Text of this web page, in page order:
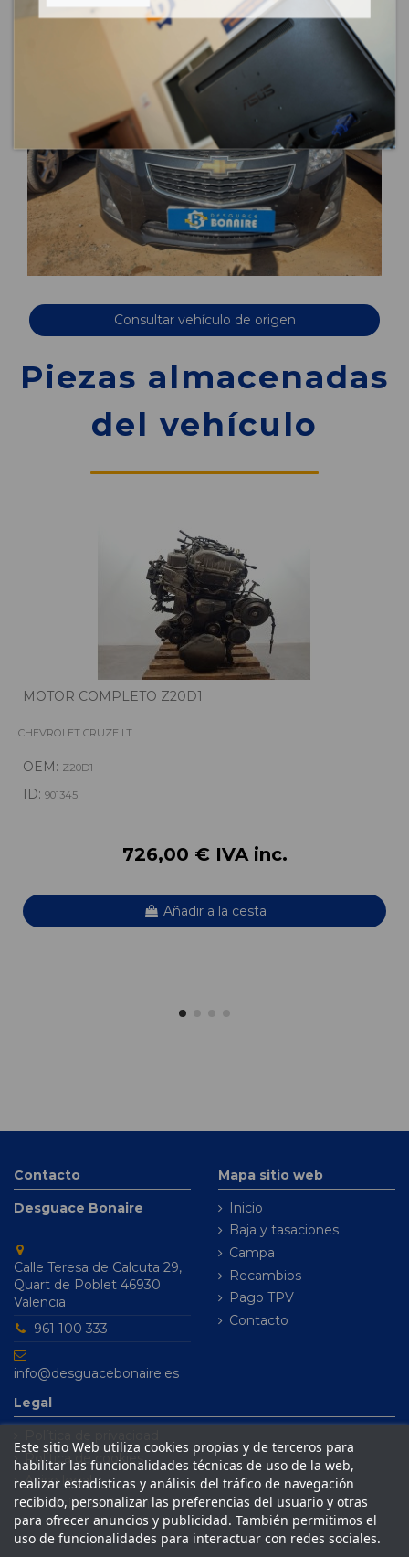
Consultar vehículo de origen
Piezas almacenadas
del vehículo
MOTOR COMPLETO Z20D1
CHEVROLET CRUZE LT
OEM: Z20D1
ID: 901345
726,00 € IVA inc.
Añadir a la cesta
Contacto
Desguace Bonaire
Calle Teresa de Calcuta 29,
Quart de Poblet 46930
Valencia
961 100 333
info@desguacebonaire.es
Mapa sitio web
Inicio
Baja y tasaciones
Campa
Recambios
Pago TPV
Contacto
Legal
Política de cookies
Aviso legal
Condiciones de venta
Este sitio Web utiliza cookies propias y de terceros para
habilitar las funcionalidades técnicas de uso de la web,
realizar estadísticas y análisis del tráfico de navegación
recibido, personalizar las preferencias del usuario y otras
para ofrecer anuncios y publicidad. También permitimos el
uso de funcionalidades para interactuar con redes sociales.